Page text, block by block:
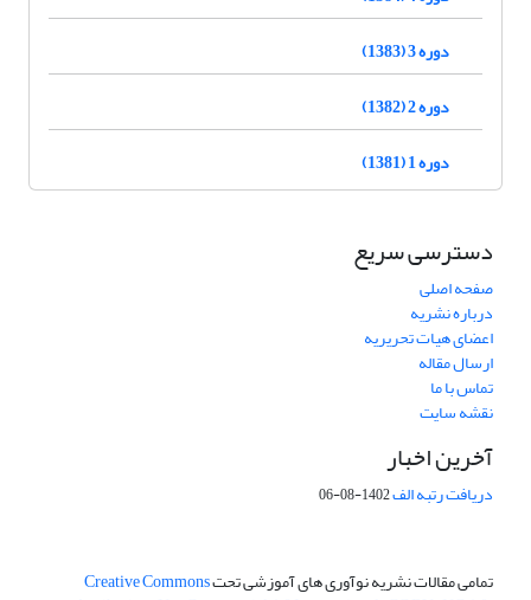
دوره 3 (1383)
دوره 2 (1382)
دوره 1 (1381)
دسترسی سریع
صفحه اصلی
درباره نشریه
اعضای هیات تحریریه
ارسال مقاله
تماس با ما
نقشه سایت
آخرین اخبار
دریافت رتبه الف1402-08-06
تمامی مقالات نشریه نوآوری های آموزشی تحتCreative Commons